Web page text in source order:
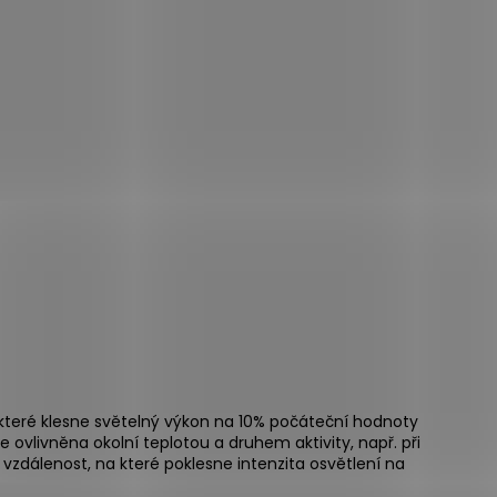
klesne světelný výkon na 10% počáteční hodnoty
ovlivněna okolní teplotou a druhem aktivity, např. při
na které poklesne intenzita osvětlení na